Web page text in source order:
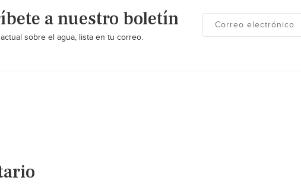
a nuestro boletín
sobre el agua, lista en tu correo.